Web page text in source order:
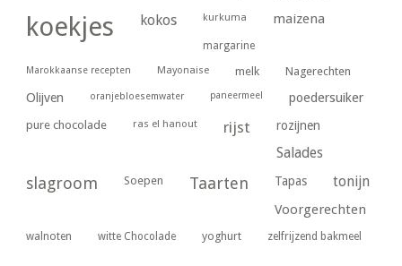
koekjes kokos kurkuma maizena
margarine
Marokkaanse recepten Mayonaise melk Nagerechten
Olijven oranjebloesemwater paneermeel poedersuiker
pure chocolade ras el hanout rijst rozijnen
Salades
slagroom Soepen Taarten Tapas tonijn
Voorgerechten
walnoten witte Chocolade yoghurt zelfrijzend bakmeel